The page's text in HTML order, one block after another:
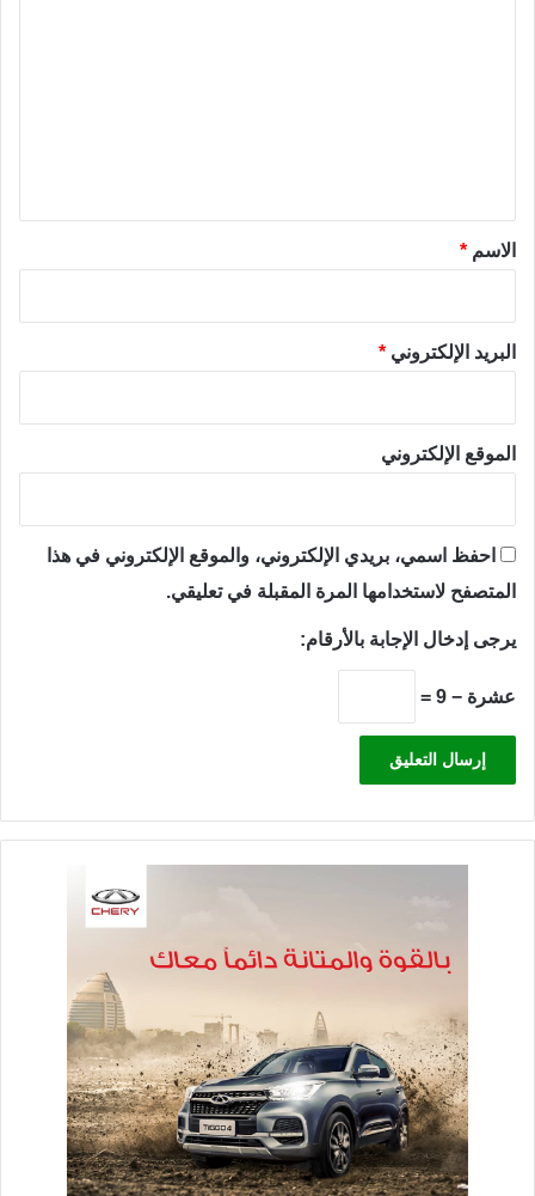
*الاسم *
البريد الإلكتروني *
الموقع الإلكتروني
احفظ اسمي، بريدي الإلكتروني، والموقع الإلكتروني في هذا
المتصفح لاستخدامها المرة المقبلة في تعليقي.
يرجى إدخال الإجابة بالأرقام:
عشرة − 9 =